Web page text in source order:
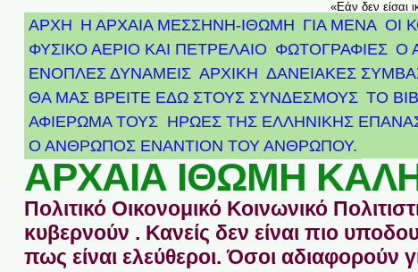
«Εάν δεν είσαι
ΑΡΧΗ Η ΑΡΧΑΙΑ ΜΕΣΣΗΝΗ-ΙΘΩΜΗ ΓΙΑ ΜΕΝΑ ΟΙ
ΦΥΣΙΚΟ ΑΕΡΙΟ ΚΑΙ ΠΕΤΡΕΛΑΙΟ ΦΩΤΟΓΡΑΦΙΕΣ Ο
ΕΝΟΠΛΕΣ ΔΥΝΑΜΕΙΣ ΑΡΧΙΚΉ ΔΑΝΕΙΑΚΕΣ
ΘΑ ΜΑΣ ΒΡΕΙΤΕ ΕΔΩ ΣΤΟΥΣ ΣΥΝΔΕΣΜΟΥΣ ΤΟ
ΑΦΙΈΡΩΜΑ ΤΟΥΣ ΉΡΩΕΣ ΤΗΣ ΕΛΛΗΝΙΚΉΣ
Ο ΑΝΘΡΩΠΟΣ ΕΝΑΝΤΙΟΝ ΤΟΥ ΑΝΘΡΩΠΟΥ.
ΑΡΧΑΙΑ ΙΘΩΜΗ
Πολιτικό Οικονομικό Κοινωνικό
κυβερνούν . Κανείς δεν είναι πιο
πως είναι ελεύθεροι. Όσοι αδιαφορούν